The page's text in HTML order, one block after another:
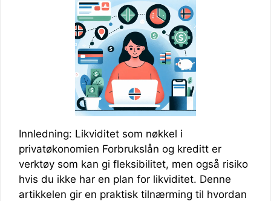
Innledning: Likviditet som nøkkel i
privatøkonomien Forbrukslån og kreditt er
verktøy som kan gi fleksibilitet, men også risiko
hvis du ikke har en plan for likviditet. Denne
artikkelen gir en praktisk tilnærming til hvordan